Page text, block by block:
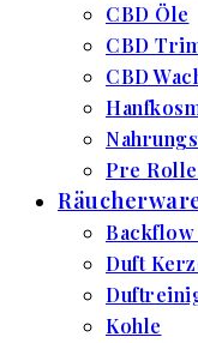
CBD Öle
CBD
CBD
Pre
Duft
Kohle